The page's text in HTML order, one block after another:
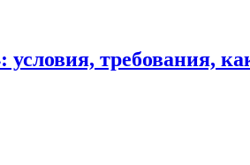
требования,